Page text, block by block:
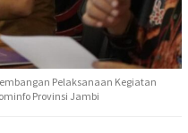
Pelaksanaan Kegiatan
Provinsi Jambi